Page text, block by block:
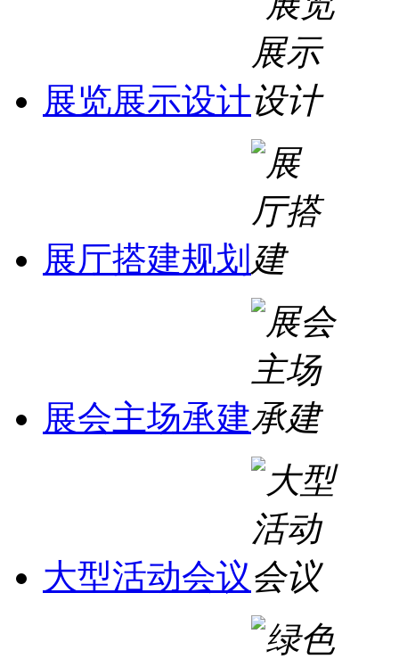
展览展示设计
展厅搭建规划
展会主场承建
大型活动会议